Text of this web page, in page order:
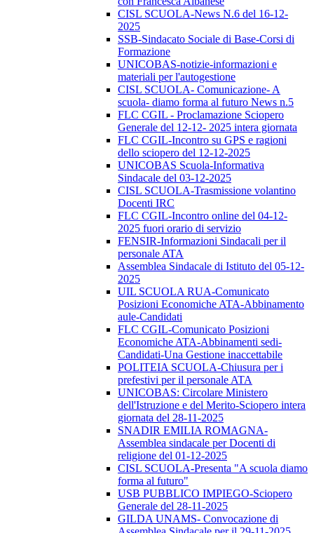
CISL SCUOLA-News N.6 del 16-12-
2025
SSB-Sindacato Sociale di Base-Corsi di
Formazione
UNICOBAS-notizie-informazioni e
materiali per l'autogestione
CISL SCUOLA- Comunicazione- A
scuola- diamo forma al futuro News n.5
FLC CGIL - Proclamazione Sciopero
Generale del 12-12- 2025 intera giornata
FLC CGIL-Incontro su GPS e ragioni
dello sciopero del 12-12-2025
UNICOBAS Scuola-Informativa
Sindacale del 03-12-2025
CISL SCUOLA-Trasmissione volantino
Docenti IRC
FLC CGIL-Incontro online del 04-12-
2025 fuori orario di servizio
FENSIR-Informazioni Sindacali per il
personale ATA
Assemblea Sindacale di Istituto del 05-12-
2025
UIL SCUOLA RUA-Comunicato
Posizioni Economiche ATA-Abbinamento
aule-Candidati
FLC CGIL-Comunicato Posizioni
Economiche ATA-Abbinamenti sedi-
Candidati-Una Gestione inaccettabile
POLITEIA SCUOLA-Chiusura per i
prefestivi per il personale ATA
UNICOBAS: Circolare Ministero
dell'Istruzione e del Merito-Sciopero intera
giornata del 28-11-2025
SNADIR EMILIA ROMAGNA-
Assemblea sindacale per Docenti di
religione del 01-12-2025
CISL SCUOLA-Presenta "A scuola diamo
forma al futuro"
USB PUBBLICO IMPIEGO-Sciopero
Generale del 28-11-2025
GILDA UNAMS- Convocazione di